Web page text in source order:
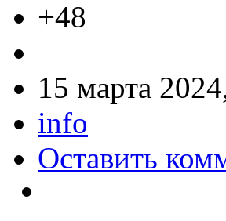
+48
15 марта
info
Оставить